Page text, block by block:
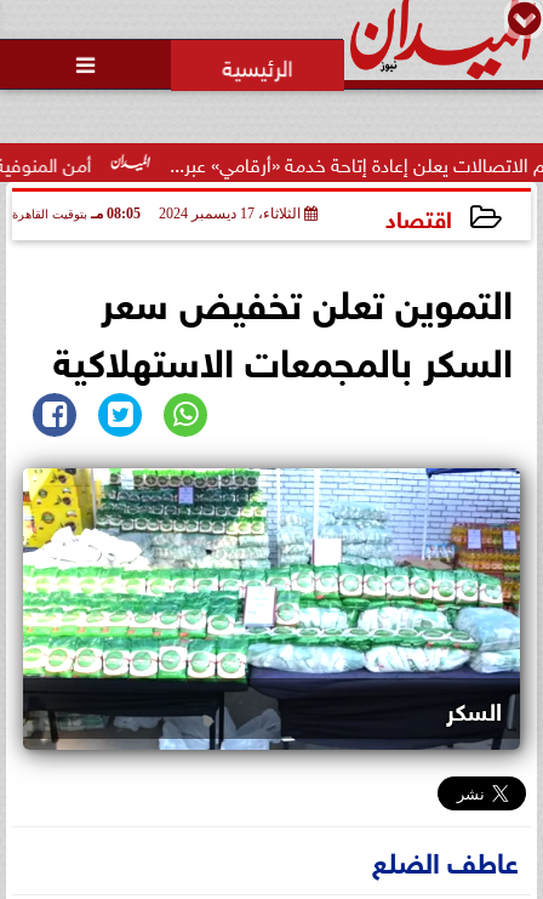

أمن المنوفية يكشف إعادة إتاحة خدمة «أرقامي» عبر...
اقتصاد الثلاثاء، 17 ديسمبر 2024 08:05 مـ بتوقيت القاهرة
التموين تعلن تخفيض سعر
السكر بالمجمعات الاستهلاكية
السكر
عاطف الضلع